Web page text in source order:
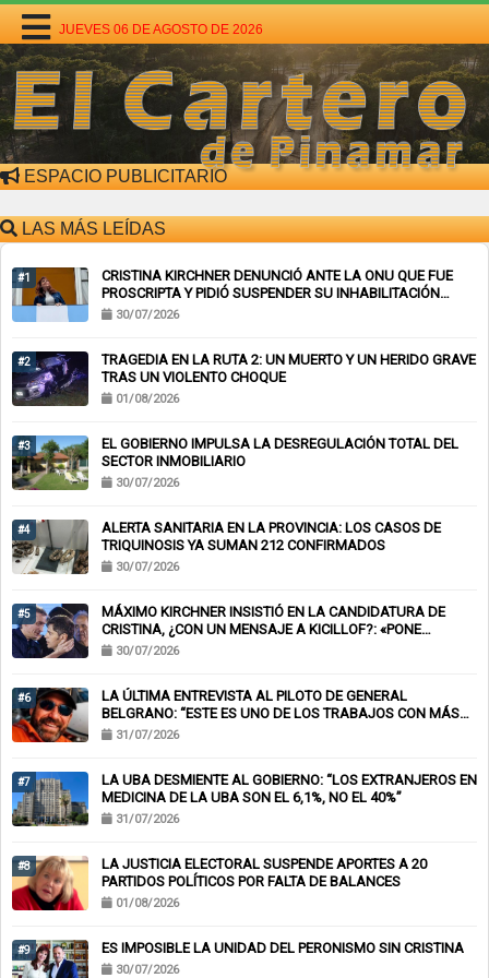
JUEVES 06 DE AGOSTO DE 2026
ESPACIO PUBLICITARIO
LAS MÁS LEÍDAS
#1
CRISTINA KIRCHNER DENUNCIÓ ANTE LA ONU QUE FUE
PROSCRIPTA Y PIDIÓ SUSPENDER SU INHABILITACIÓN
PERPETUA
30/07/2026
#2
TRAGEDIA EN LA RUTA 2: UN MUERTO Y UN HERIDO GRAVE
TRAS UN VIOLENTO CHOQUE
01/08/2026
#3
EL GOBIERNO IMPULSA LA DESREGULACIÓN TOTAL DEL
SECTOR INMOBILIARIO
30/07/2026
#4
ALERTA SANITARIA EN LA PROVINCIA: LOS CASOS DE
TRIQUINOSIS YA SUMAN 212 CONFIRMADOS
30/07/2026
#5
MÁXIMO KIRCHNER INSISTIÓ EN LA CANDIDATURA DE
CRISTINA, ¿CON UN MENSAJE A KICILLOF?: «PONE
NERVIOSOS A MUCHOS»
30/07/2026
#6
LA ÚLTIMA ENTREVISTA AL PILOTO DE GENERAL
BELGRANO: “ESTE ES UNO DE LOS TRABAJOS CON MÁS
RIESGO”
31/07/2026
#7
LA UBA DESMIENTE AL GOBIERNO: “LOS EXTRANJEROS EN
MEDICINA DE LA UBA SON EL 6,1%, NO EL 40%”
31/07/2026
#8
LA JUSTICIA ELECTORAL SUSPENDE APORTES A 20
PARTIDOS POLÍTICOS POR FALTA DE BALANCES
01/08/2026
#9 ES IMPOSIBLE LA UNIDAD DEL PERONISMO SIN CRISTINA
30/07/2026